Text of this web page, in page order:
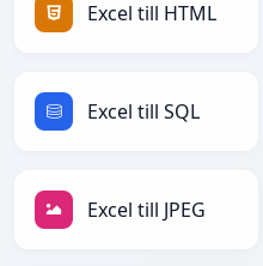
Excel till HTML
Excel till SQL
Excel till JPEG